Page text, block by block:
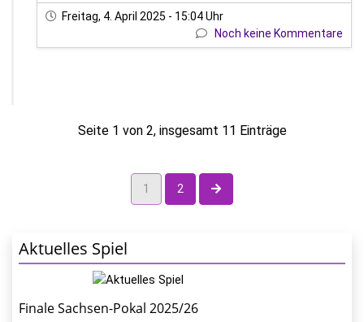
Freitag, 4. April 2025 - 15:04 Uhr
Noch keine Kommentare
Seite 1 von 2, insgesamt 11 Einträge
1 2 nächste Seite
Aktuelles Spiel
Finale Sachsen-Pokal 2025/26